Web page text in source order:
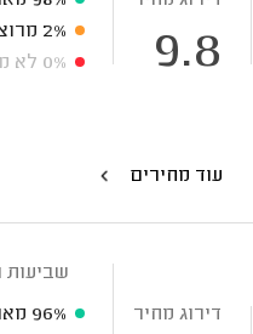
9.8
2%
0% לא
עוד מחירים
דירוג מחיר
שביעות
96%